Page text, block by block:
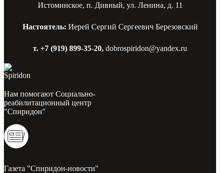
Истоминское, п. Дивный, ул. Ленина, д. 11
Настоятель: Иерей Сергий Сергеевич Березовский
т. +7 (919) 899-35-20, dobrospiridon@yandex.ru
Нам помогают Социально-
реабилитационный центр
"Спиридон"
Газета "Спиридон-новости"